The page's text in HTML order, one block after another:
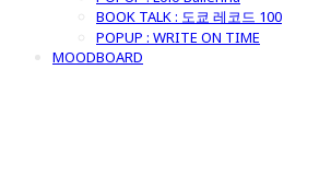
BOOK TALK : 도쿄 레코드 100
POPUP : WRITE ON TIME
MOODBOARD